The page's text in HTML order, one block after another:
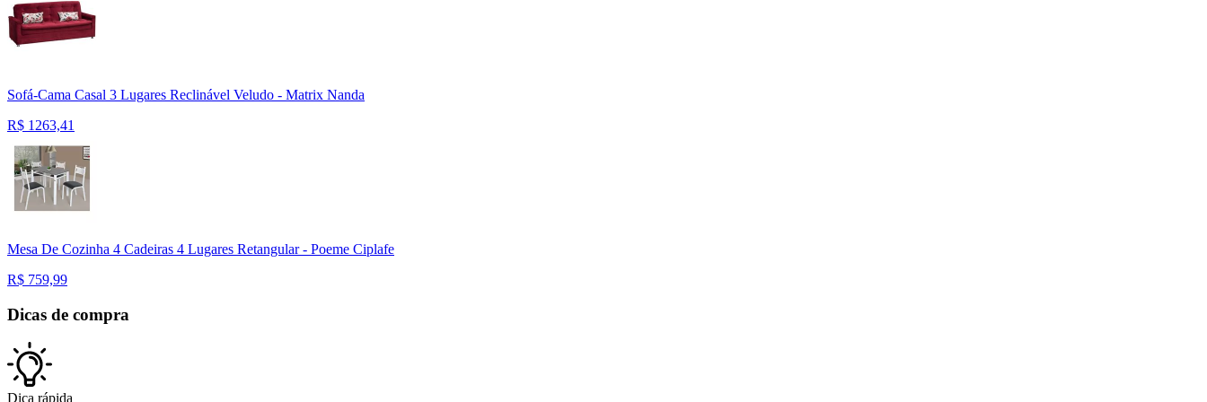
Sofá-Cama Casal 3 Lugares Reclinável Veludo - Matrix Nanda
R$ 1263,41
Mesa De Cozinha 4 Cadeiras 4 Lugares Retangular - Poeme Ciplafe
R$ 759,99
Dicas de compra
Dica rápida